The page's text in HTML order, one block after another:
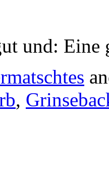
und: Eine
,